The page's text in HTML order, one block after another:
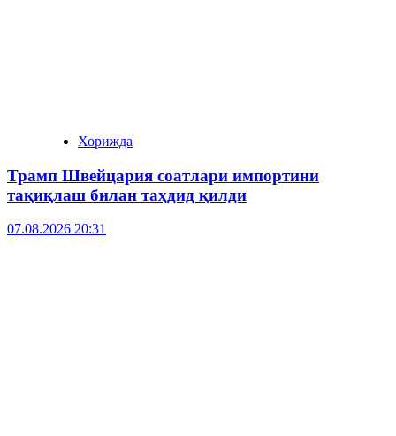
Хорижда
Трамп Швейцария соатлари импортини
тақиқлаш билан таҳдид қилди
07.08.2026 20:31